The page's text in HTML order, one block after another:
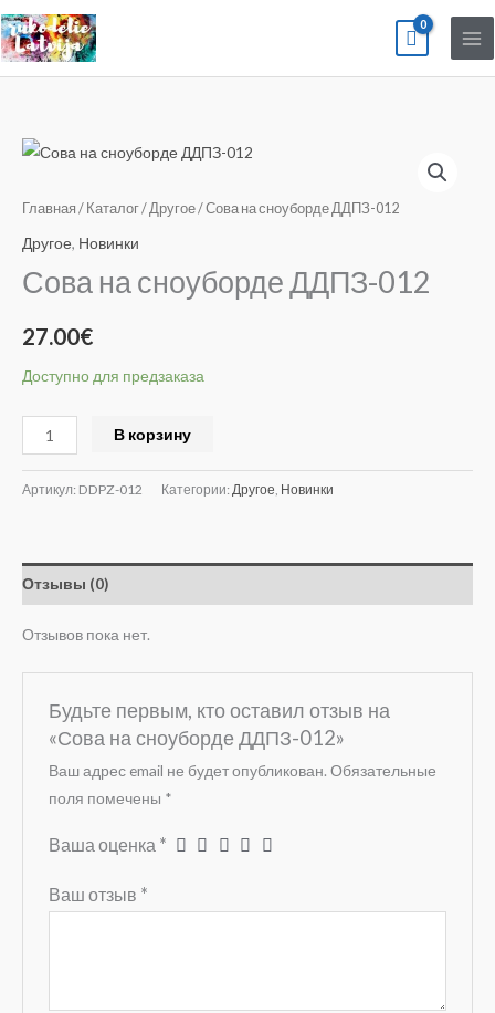
Перейти
к
содержимому
Главная / Каталог/Другое/ Сова на сноуборде ДДПЗ-012
Другое, Новинки
Сова на сноуборде ДДПЗ-012
27.00€
Доступно для предзаказа
Количество
Сова
на
ДДПЗ-012
В корзину
Артикул: DDPZ-012 Категории: Другое Новинки
Отзывы (0)
Отзывов пока нет.
Будьте первым, кто оставил отзыв на
«Сова на сноуборде ДДПЗ-012»
Ваш адрес email не будет опубликован. Обязательные
поля помечены *
Ваша оценка *
Ваш отзыв *